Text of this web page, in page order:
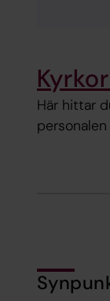
Här hittar